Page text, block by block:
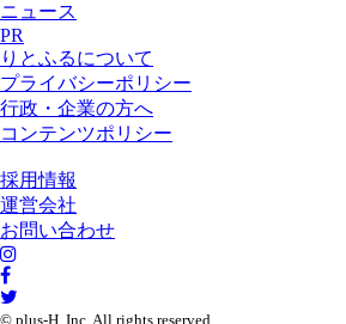
ニュース
PR
りとふるについて
プライバシーポリシー
行政・企業の方へ
コンテンツポリシー
採用情報
運営会社
お問い合わせ
© plus-H ,Inc. All rights reserved.